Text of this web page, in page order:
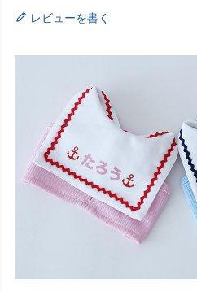
レビューを書く